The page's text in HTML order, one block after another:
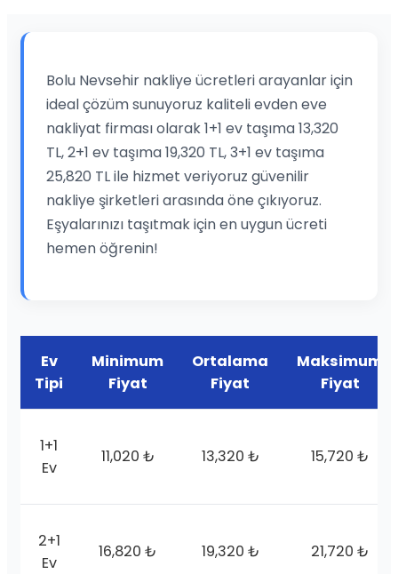
Bolu Nevsehir nakliye ücretleri arayanlar için
ideal çözüm sunuyoruz kaliteli evden eve
nakliyat firması olarak 1+1 ev taşıma 13,320
TL, 2+1 ev taşıma 19,320 TL, 3+1 ev taşıma
25,820 TL ile hizmet veriyoruz güvenilir
nakliye şirketleri arasında öne çıkıyoruz.
Eşyalarınızı taşıtmak için en uygun ücreti
hemen öğrenin!
Ev
Tipi
Minimum
Fiyat
Ortalama
Fiyat
Maksimum
Fiyat
1+1
Ev
11,020 ₺ 13,320 ₺ 15,720 ₺
2+1
Ev
16,820 ₺ 19,320 ₺ 21,720 ₺